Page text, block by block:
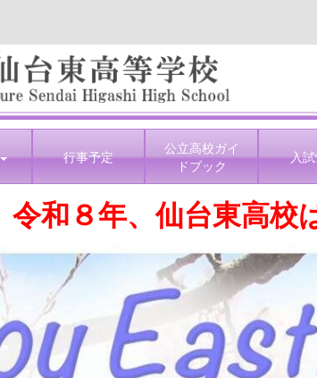
行事予定
公立高校ガイ
ドブック
入
令和８年、仙台東高校